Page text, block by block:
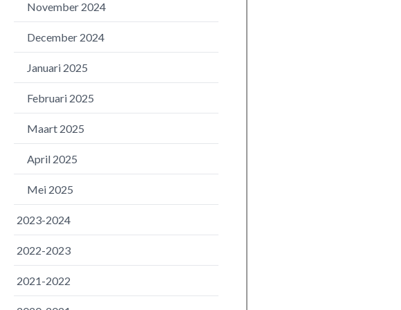
November 2024
December 2024
Januari 2025
Februari 2025
Maart 2025
April 2025
Mei 2025
2023-2024
2022-2023
2021-2022